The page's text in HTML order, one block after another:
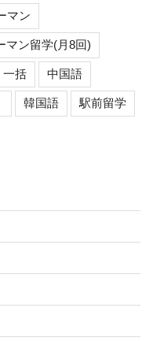
マン
マン留学(月8回)
一括 中国語
韓国語 駅前留学